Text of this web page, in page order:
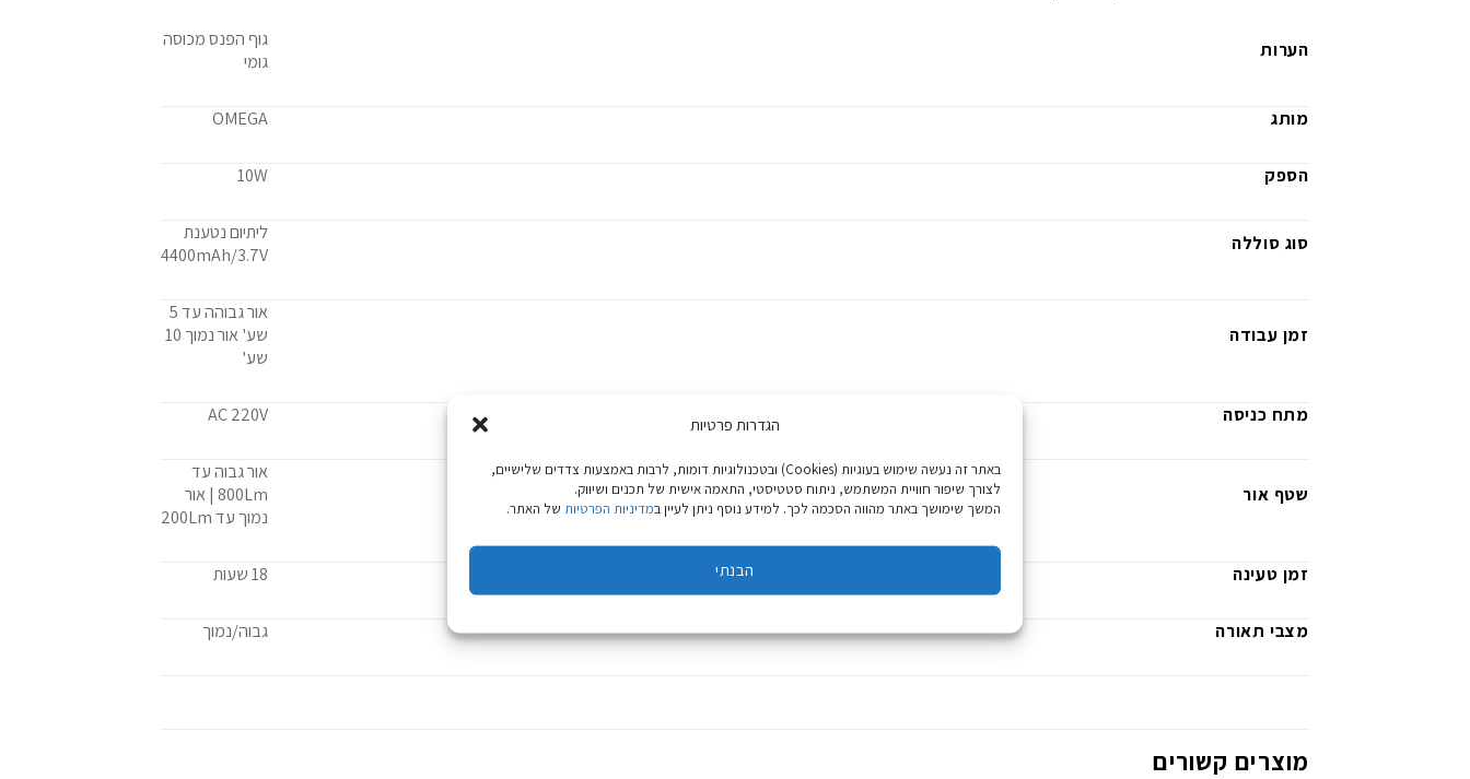
הגדרות פרטיות
באתר זה נעשה שימוש בעוגיות (Cookies) ובטכנולוגיות דומות, לרבות באמצעות צדדים שלישיים,
לצורך שיפור חוויית המשתמש, ניתוח סטטיסטי, התאמה אישית של תכנים ושיווק.
המשך שימושך באתר מהווה הסכמה לכך. למידע נוסף ניתן לעיין במדיניות הפרטיות של האתר.
הבנתי
הערות
גוף הפנס מכוסה
גומי
מותג OMEGA
הספק 10W
סוג סוללה
ליתיום נטענת
4400mAh/3.7V
זמן עבודה
אור גבוהה עד 5
שע' אור נמוך 10
שע'
מתח כניסה AC 220V
שטף אור
אור גבוה עד
800Lm | אור
נמוך עד 200Lm
זמן טעינה 18 שעות
מצבי תאורה גבוה/נמוך
מוצרים קשורים